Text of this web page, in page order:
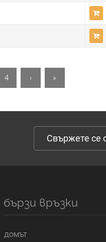
4 › »
Свържете се
бързи връзки
ДОМЪТ